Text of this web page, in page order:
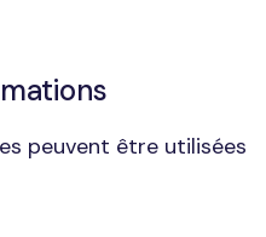
peuvent être utilisées